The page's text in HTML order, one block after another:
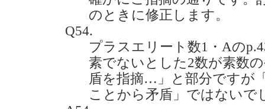
のときに修正します。
Q54.
プラスエリート数1・Aの
素でないとした2数が素数
盾を指摘…」と部分ですが
ことから矛盾」ではないで